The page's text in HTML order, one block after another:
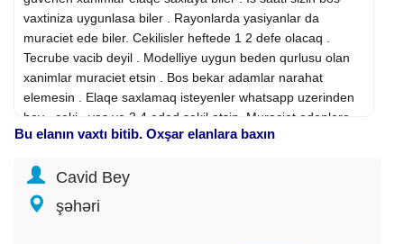
vaxtiniza uygunlasa biler . Rayonlarda yasiyanlar da
muraciet ede biler. Cekilisler heftede 1 2 defe olacaq .
Tecrube vacib deyil . Modelliye uygun beden qurlusu olan
xanimlar muraciet etsin . Bos bekar adamlar narahat
elemesin . Elaqe saxlamaq isteyenler whatsapp uzerinden
boy , ceki , yas ve 3 4 eded sekil atsin. Muraciet edenlere
qisa muddetde cavab verilecek . Ve geri donus olunacaq .
odenis her cekilis ucun olunacaq .yanliz whatsapp vasitesi
ile muraciet edin
Fəaliyyət sahəsi: Gözəllik, Fitnes, İdman
Bu elanın vaxtı bitib. Oxşar elanlara baxın
Cavid Bey
şəhəri